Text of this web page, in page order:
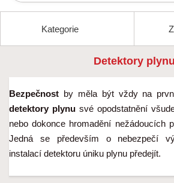
Kategorie
Detektory plynu
Bezpečnost by měla být vždy na
detektory plynusvé opodstatnění
nebo dokonce hromadění nežádoucích
Jedná se především o nebezpečí
instalací detektoru úniku plynu předejít.